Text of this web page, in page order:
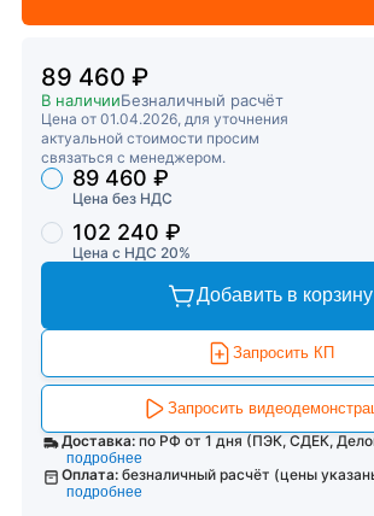
89 460 ₽
В наличииБезналичный расчёт
Цена от 01.04.2026, для уточнения
актуальной стоимости просим
связаться с менеджером.
Торговые предложения
Цена без НДС
89 460 ₽
Цена с НДС 20%
102 240 ₽
Добавить в корзину
Запросить КП
Запросить
Доставка: по РФ от 1 дня (ПЭК, СДЕК,
подробнее
Оплата: безналичный расчёт (цены
подробнее